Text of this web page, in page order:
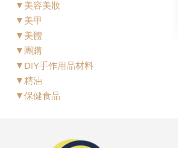
▼美容美妝
▼美甲
▼美體
▼團購
▼DIY手作用品材料
▼精油
▼保健食品